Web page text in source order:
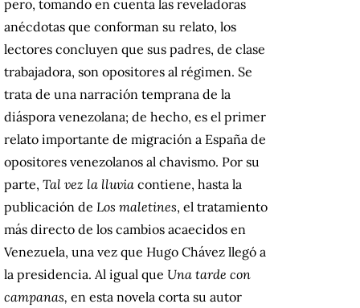
pero, tomando en cuenta las reveladoras
anécdotas que conforman su relato, los
lectores concluyen que sus padres, de clase
trabajadora, son opositores al régimen. Se
trata de una narración temprana de la
diáspora venezolana; de hecho, es el primer
relato importante de migración a España de
opositores venezolanos al chavismo. Por su
parte, Tal vez la lluvia contiene, hasta la
publicación de Los maletines, el tratamiento
más directo de los cambios acaecidos en
Venezuela, una vez que Hugo Chávez llegó a
la presidencia. Al igual que Una tarde con
campanas, en esta novela corta su autor